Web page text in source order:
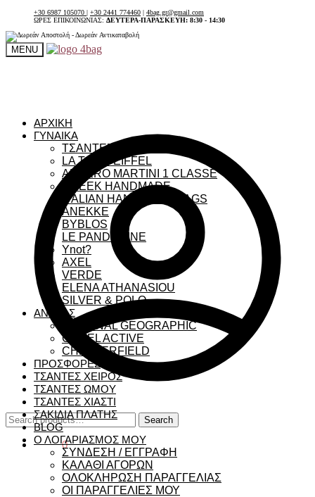
+30 6987 105070 | +30 2441 774460 | 4bag.gr@gmail.com
ΩΡΕΣ ΕΠΙΚΟΙΝΩΝΙΑΣ: ΔΕΥΤΕΡΑ-ΠΑΡΑΣΚΕΥΗ: 8:30 - 14:30
MENU
Search
for:
Search
€0,00 0
ΑΡΧΙΚΗ
ΓΥΝΑΙΚΑ
ΤΣΑΝΤΕΣ ΓΥΝΑΙΚΕΙΕΣ
LA TOUR EIFFEL
ALVIERO MARTINI 1 CLASSE
GREEK HANDMADE
ITALIAN HANDMADE BAGS
ANEKKE
BYBLOS
LE PANDORINE
Ynot?
AXEL
VERDE
ELENA ATHANASIOU
SILVER & POLO
ΑΝΔΡΑΣ
NATIONAL GEOGRAPHIC
CAMEL ACTIVE
CHESTERFIELD
ΠΡΟΣΦΟΡΕΣ
ΤΣΑΝΤΕΣ ΧΕΙΡΟΣ
ΤΣΑΝΤΕΣ ΩΜΟΥ
ΤΣΑΝΤΕΣ ΧΙΑΣΤΙ
ΣΑΚΙΔΙΑ ΠΛΑΤΗΣ
BLOG
Ο ΛΟΓΑΡΙΑΣΜΟΣ ΜΟΥ
ΣΥΝΔΕΣΗ / ΕΓΓΡΑΦΗ
ΚΑΛΑΘΙ ΑΓΟΡΩΝ
ΟΛΟΚΛΗΡΩΣΗ ΠΑΡΑΓΓΕΛΙΑΣ
ΟΙ ΠΑΡΑΓΓΕΛΙΕΣ ΜΟΥ